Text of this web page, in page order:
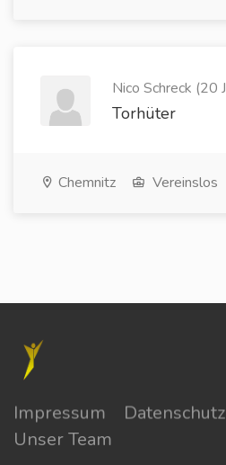
Nico Schreck (20
Torhüter
Chemnitz Vereinslos
Impressum Datenschutz
Unser Team